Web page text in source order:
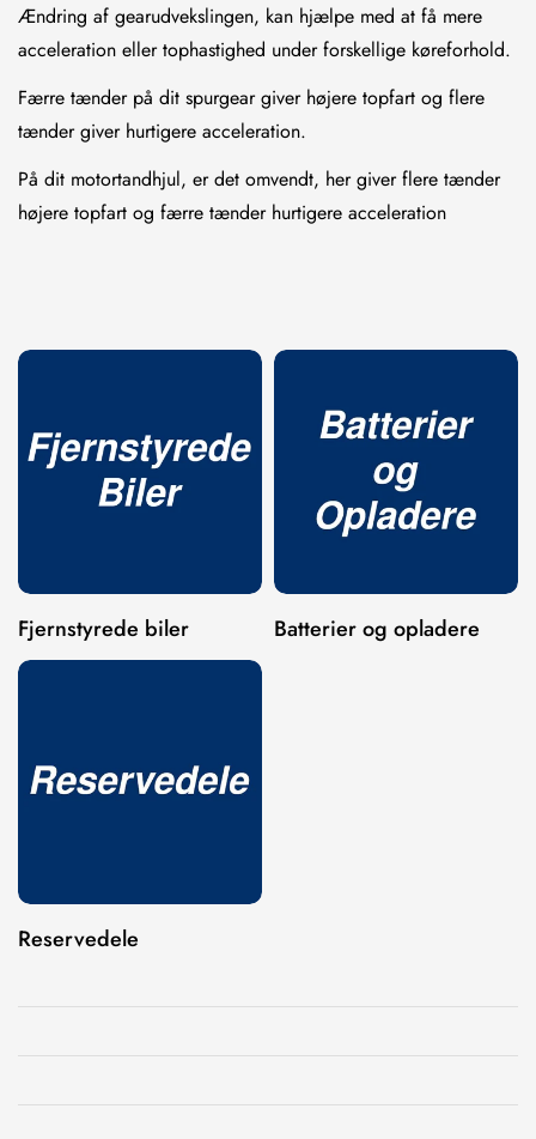
Ændring af gearudvekslingen, kan hjælpe med at få mere
acceleration eller tophastighed under forskellige køreforhold.
Færre tænder på dit spurgear giver højere topfart og flere
tænder giver hurtigere acceleration.
På dit motortandhjul, er det omvendt, her giver flere tænder
højere topfart og færre tænder hurtigere acceleration
Fjernstyrede biler Batterier og opladere
Reservedele
Confirm your age
Are you 18 years old or older?
NO, I'M NOT YES, I AM